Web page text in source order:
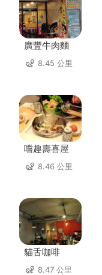
廣豐牛肉麵
8.45 公里
嚐趣壽喜屋
8.46 公里
貓舌咖啡
8.47 公里